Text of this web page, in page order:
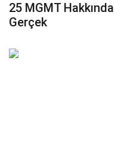
25 MGMT Hakkında
Gerçek